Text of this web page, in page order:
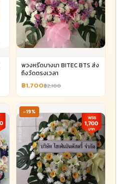
พวงหรีดบางนา BITEC BTS ส่ง
ถึงวัดตรงเวลา
฿1,700฿2,100
-19%